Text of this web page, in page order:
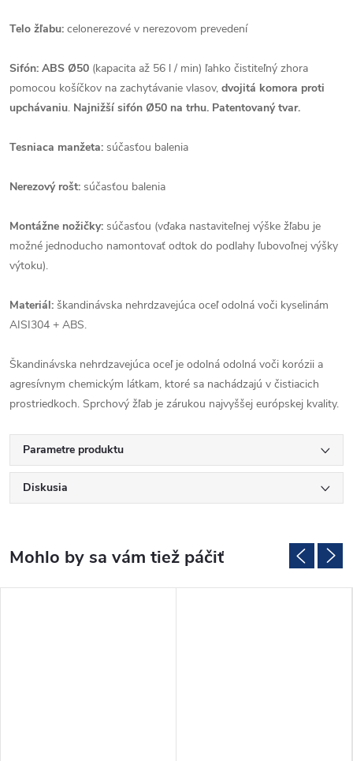
Telo žľabu: celonerezové v nerezovom prevedení
Sifón: ABS Ø50 (kapacita až 56 l / min) ľahko čistiteľný zhora
pomocou košíčkov na zachytávanie vlasov, dvojitá komora proti
upchávaniu. Najnižší sifón Ø50 na trhu. Patentovaný tvar.
Tesniaca manžeta: súčasťou balenia
Nerezový rošt: súčasťou balenia
Montážne nožičky: súčasťou (vďaka nastaviteľnej výške žľabu je
možné jednoducho namontovať odtok do podlahy ľubovoľnej výšky
výtoku).
Materiál: škandinávska nehrdzavejúca oceľ odolná voči kyselinám
AISI304 + ABS.
Škandinávska nehrdzavejúca oceľ je odolná odolná voči korózii a
agresívnym chemickým látkam, ktoré sa nachádzajú v čistiacich
prostriedkoch. Sprchový žľab je zárukou najvyššej európskej kvality.
Parametre produktu
Diskusia